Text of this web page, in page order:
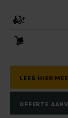
125 mm
2000 kg